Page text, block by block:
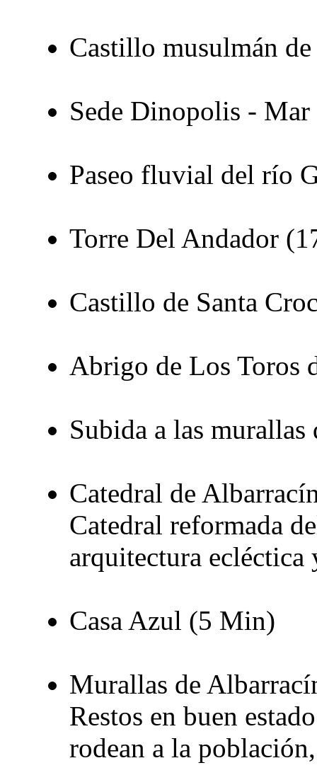
Castillo musulmán
Sede Dinopolis -
Paseo fluvial del río
Torre Del Andador
Castillo de Santa
Abrigo de Los Toros
Subida a las
Catedral de
Catedral reformada
arquitectura ecléctica
Casa Azul (5 Min)
Murallas de
Restos en buen
rodean a la